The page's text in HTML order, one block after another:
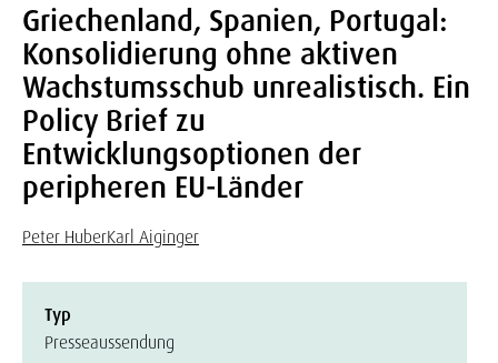
Griechenland, Spanien, Portugal:
Konsolidierung ohne aktiven
Wachstumsschub unrealistisch. Ein
Policy Brief zu
Entwicklungsoptionen der
peripheren EU-Länder
Peter HuberKarl Aiginger
Typ
Presseaussendung